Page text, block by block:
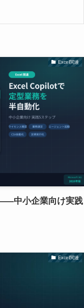
Excel関連
中小企業向け実践
Excel関連